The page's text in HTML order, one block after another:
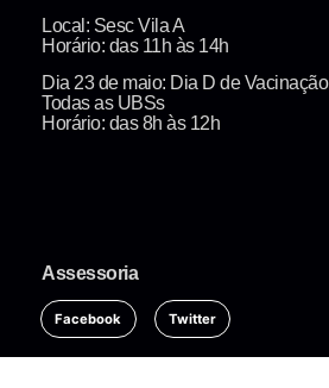
Local: Sesc Vila A
Horário: das 11h às 14h
Dia 23 de maio: Dia D de Vacinação
Todas as UBSs
Horário: das 8h às 12h
Assessoria
Facebook Twitter